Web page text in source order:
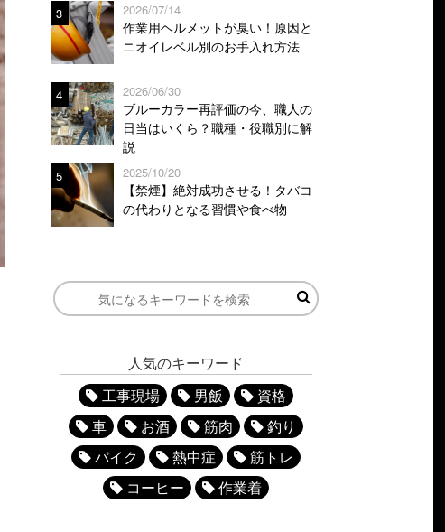
3 2026/07/14
作業用ヘルメットが臭い！原因と
ニオイレベル別のお手入れ方法
4 2026/06/30
ブルーカラー再評価の今、職人の
日当はいくら？職種・役職別に解
説
5 2025/10/20
【禁煙】絶対成功させる！タバコ
の代わりとなる習慣や食べ物
人気のキーワード
工事現場
男飯
資格
車
お酒 筋肉
釣り
バイク
熱中症
筋トレ
コーヒー
作業着